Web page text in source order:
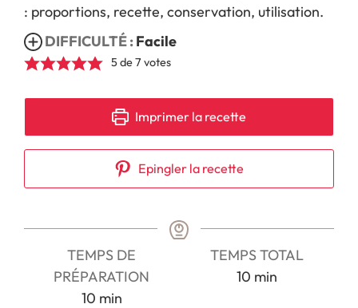
: proportions, recette, conservation, utilisation.
DIFFICULTÉ :Facile
5de7 votes
Imprimer la recette
Epingler la recette
TEMPS DE
PRÉPARATION
10minutes
min
TEMPS TOTAL
10minutes
min